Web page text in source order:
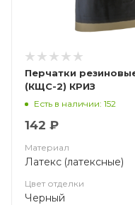
Перчатки
(КЩС-2) КРИЗ
Есть в наличии: 152
142 ₽
Материал
Латекс (латексные)
Цвет отделки
Черный